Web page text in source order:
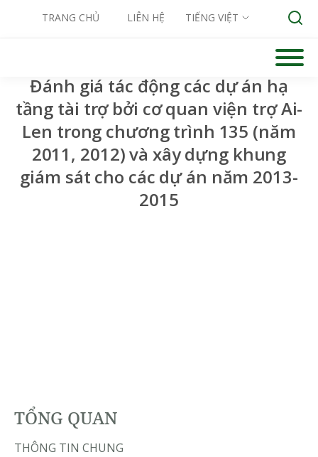
TRANG CHỦ LIÊN HỆ TIẾNG VIỆT
Đánh giá tác động các dự án hạ
tầng tài trợ bởi cơ quan viện trợ Ai-
Len trong chương trình 135 (năm
2011, 2012) và xây dựng khung
giám sát cho các dự án năm 2013-
2015
TỔNG QUAN
THÔNG TIN CHUNG